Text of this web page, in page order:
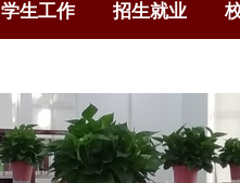
学生工作 招生就业